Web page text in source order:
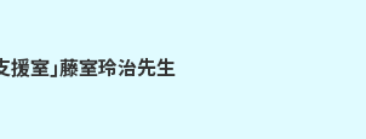
室｣藤室玲治先生